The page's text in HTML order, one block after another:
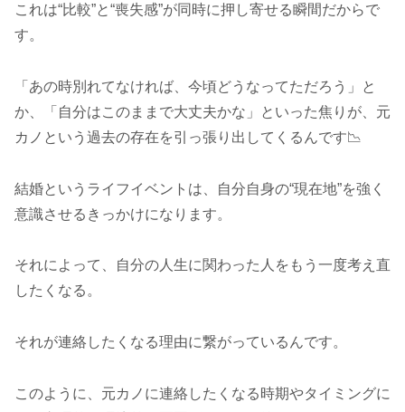
これは“比較”と“喪失感”が同時に押し寄せる瞬間だからで
す。
「あの時別れてなければ、今頃どうなってただろう」と
か、「自分はこのままで大丈夫かな」といった焦りが、元
カノという過去の存在を引っ張り出してくるんです📉
結婚というライフイベントは、自分自身の“現在地”を強く
意識させるきっかけになります。
それによって、自分の人生に関わった人をもう一度考え直
したくなる。
それが連絡したくなる理由に繋がっているんです。
このように、元カノに連絡したくなる時期やタイミングに